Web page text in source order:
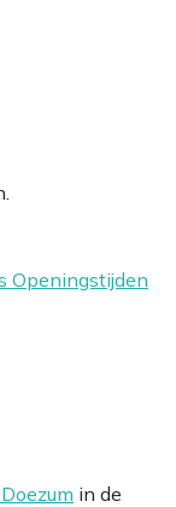
Openingstijden
in de